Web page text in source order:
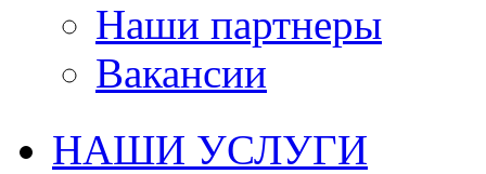
Наши партнеры
Вакансии
НАШИ УСЛУГИ